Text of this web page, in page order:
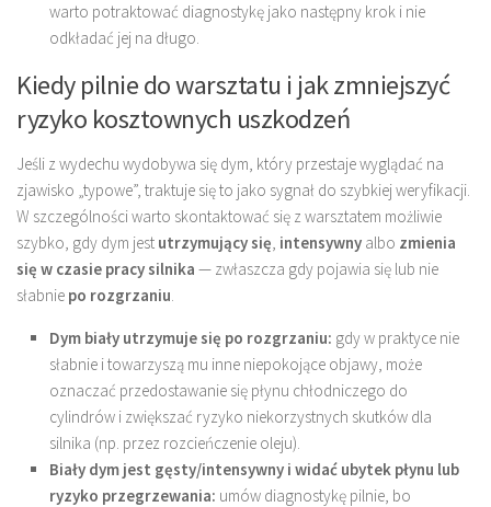
warto potraktować diagnostykę jako następny krok i nie
odkładać jej na długo.
Kiedy pilnie do warsztatu i jak zmniejszyć
ryzyko kosztownych uszkodzeń
Jeśli z wydechu wydobywa się dym, który przestaje wyglądać na
zjawisko „typowe”, traktuje się to jako sygnał do szybkiej weryfikacji.
W szczególności warto skontaktować się z warsztatem możliwie
szybko, gdy dym jest utrzymujący się intensywny albo zmienia
się w czasie pracy silnika — zwłaszcza gdy pojawia się lub nie
słabnie po rozgrzaniu
Dym biały utrzymuje się po rozgrzaniu: gdy w praktyce nie
słabnie i towarzyszą mu inne niepokojące objawy, może
oznaczać przedostawanie się płynu chłodniczego do
cylindrów i zwiększać ryzyko niekorzystnych skutków dla
silnika (np. przez rozcieńczenie oleju).
Biały dym jest gęsty/intensywny i widać ubytek płynu lub
ryzyko przegrzewania: umów diagnostykę pilnie, bo